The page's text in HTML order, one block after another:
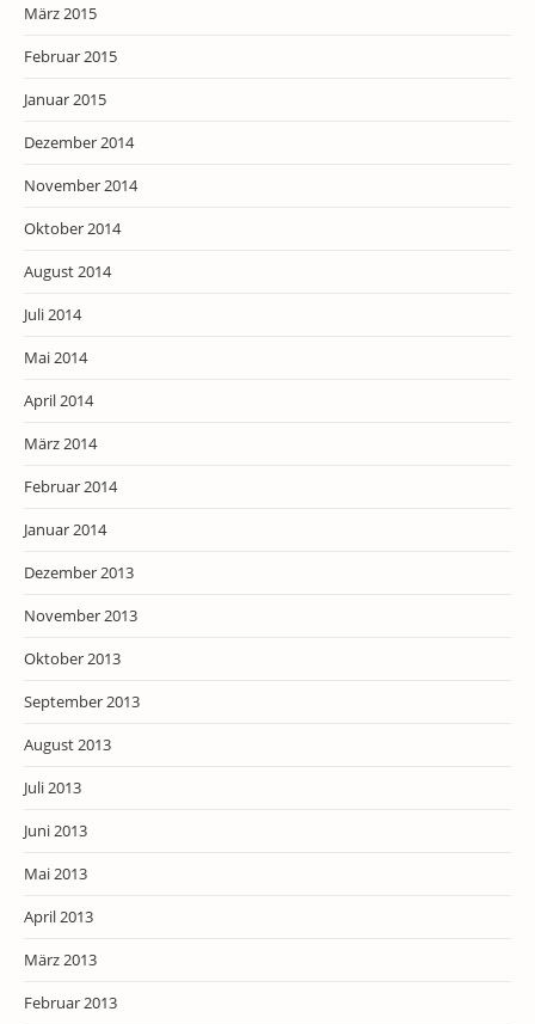
März 2015
Februar 2015
Januar 2015
Dezember 2014
November 2014
Oktober 2014
August 2014
Juli 2014
Mai 2014
April 2014
März 2014
Februar 2014
Januar 2014
Dezember 2013
November 2013
Oktober 2013
September 2013
August 2013
Juli 2013
Juni 2013
Mai 2013
April 2013
März 2013
Februar 2013